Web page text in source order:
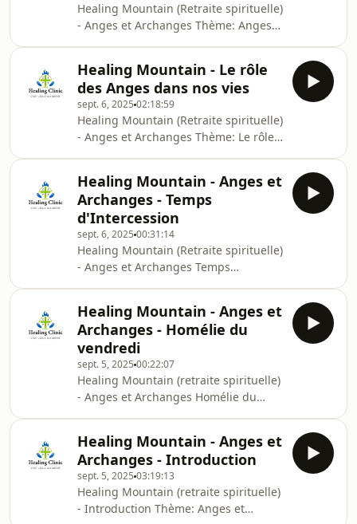
Healing Mountain (Retraite spirituelle)
- Anges et Archanges Thème: Anges
Healing Mountain - Le rôle
des Anges dans nos vies
sept. 6, 2025 02:18:59
Healing Mountain (Retraite spirituelle)
- Anges et Archanges Thème: Le rôle
Healing Mountain - Anges et
Archanges - Temps
d'Intercession
sept. 6, 2025 00:31:14
Healing Mountain (Retraite spirituelle)
- Anges et Archanges Temps
Healing Mountain - Anges et
Archanges - Homélie du
vendredi
sept. 5, 2025 00:22:07
Healing Mountain (retraite spirituelle)
- Anges et Archanges Homélie du
Healing Mountain - Anges et
Archanges - Introduction
sept. 5, 2025 03:19:13
Healing Mountain (retraite spirituelle)
- Introduction Thème: Anges et